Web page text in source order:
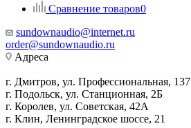
Сравнение товаров0
sundownaudio@internet.ru
order@sundownaudio.ru
Адреса
г. Дмитров, ул. Профессиональная, 137
г. Подольск, ул. Станционная, 2Б
г. Королев, ул. Советская, 42А
г. Клин, Ленинградское шоссе, 21